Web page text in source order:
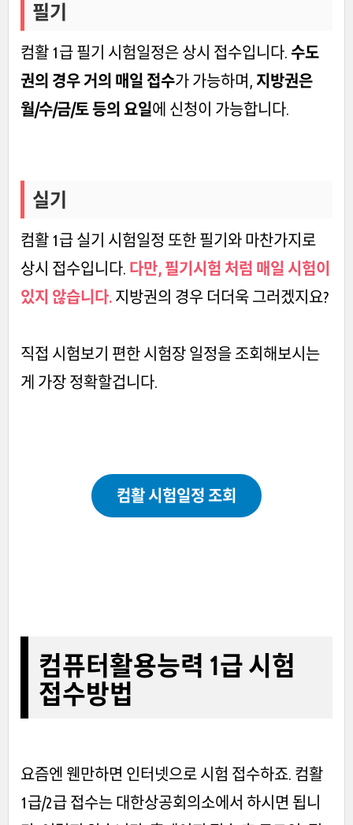
필기
컴활 1급 필기 시험일정은 상시 접수입니다. 수도
권의 경우 거의 매일 접수가 가능하며, 지방권은
월/수/금/토 등의 요일에 신청이 가능합니다.
실기
컴활 1급 실기 시험일정 또한 필기와 마찬가지로
상시 접수입니다. 다만, 필기시험 처럼 매일 시험이
있지 않습니다. 지방권의 경우 더더욱 그러겠지요?
직접 시험보기 편한 시험장 일정을 조회해보시는
게 가장 정확할겁니다.
컴활 시험일정 조회
컴퓨터활용능력 1급 시험
접수방법
요즘엔 웬만하면 인터넷으로 시험 접수하죠. 컴활
1급/2급 접수는 대한상공회의소에서 하시면 됩니